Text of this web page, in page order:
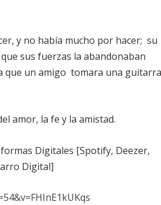
y no había mucho por hacer; su
sus fuerzas la abandonaban
que un amigo tomara una
amor, la fe y la amistad.
Digitales [Spotify, Deezer,
Digital]